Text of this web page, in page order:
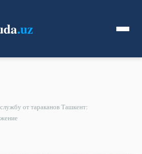
.uz
от тараканов Ташкент: